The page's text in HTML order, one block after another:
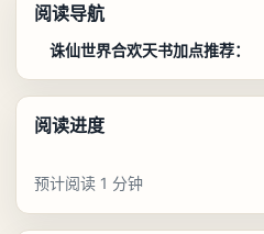
阅读导航
诛仙世界合欢天书加点推荐：
阅读进度
预计阅读 1 分钟